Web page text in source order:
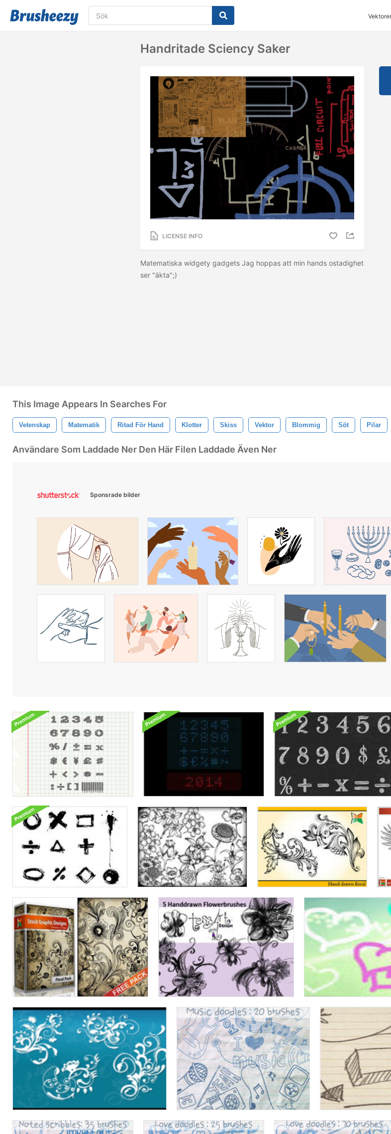
Vektorer
Handritade Sciency Saker
LICENSE INFO
Matematiska widgety gadgets Jag hoppas att min hands ostadighet
ser "äkta";)
This Image Appears In Searches For
Vetenskap Matematik Ritad För Hand Klotter Skiss Vektor Blommig Söt Pilar
Användare Som Laddade Ner Den Här Filen Laddade Även Ner
Sponsrade bilder